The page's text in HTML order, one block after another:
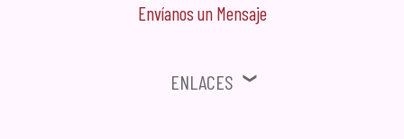
Envíanos un Mensaje
Enlaces